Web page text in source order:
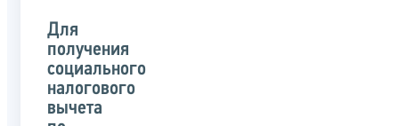
Для
получения
социального
налогового
вычета